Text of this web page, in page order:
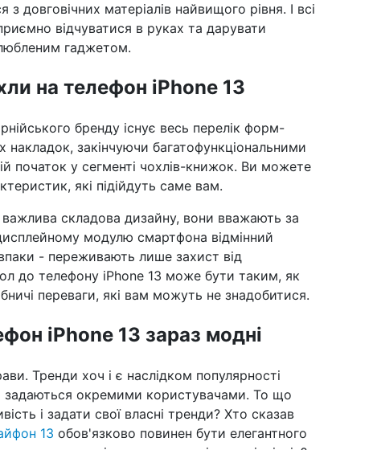
довговічних матеріалів найвищого рівня. І всі
відчуватися в руках та дарувати
гаджетом.
на телефон iPhone 13
бренду існує весь перелік форм-
накладок, закінчуючи багатофункціональними
початок у сегменті чохлів-книжок. Ви можете
які підійдуть саме вам.
складова дизайну, вони вважають за
модулю смартфона відмінний
- переживають лише захист від
до телефону iPhone 13 може бути таким, як
переваги, які вам можуть не знадобитися.
iPhone 13 зараз модні
Тренди хоч і є наслідком популярності
задаються окремими користувачами. То що
і задати свої власні тренди? Хто сказав
13 обов'язково повинен бути елегантного